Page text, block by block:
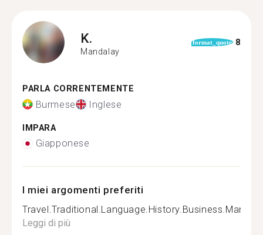
K.
Mandalay
format_quote 8
PARLA CORRENTEMENTE
Burmese Inglese
IMPARA
Giapponese
I miei argomenti preferiti
Leggi di più